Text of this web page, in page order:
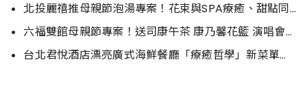
北投麗禧推母親節泡湯專案！花束與SPA療癒、甜點同步登場
六福雙館母親節專案！送司康午茶 康乃馨花籃 演唱會票，高鐵78折限量。
台北君悅酒店漂亮廣式海鮮餐廳「療癒哲學」新菜單！每一口都成為心靈的享受。